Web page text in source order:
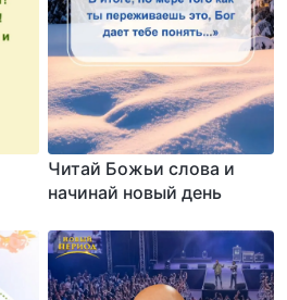
Читай Божьи слова и
начинай новый день